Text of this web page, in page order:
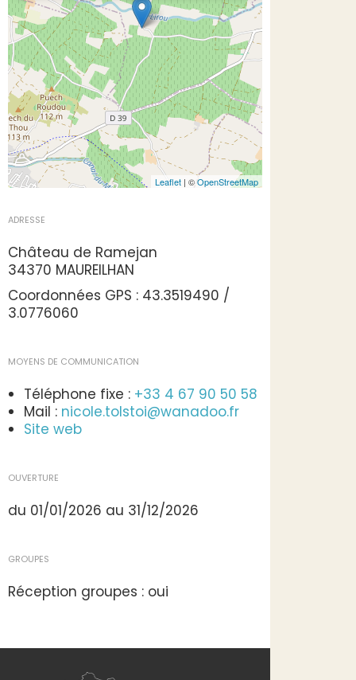
Leaflet | ©OpenStreetMap
ADRESSE
Château de Ramejan
34370 MAUREILHAN
Coordonnées GPS : 43.3519490 /
3.0776060
MOYENS DE COMMUNICATION
Téléphone fixe : +33 4 67 90 50 58
Mail : nicole.tolstoi@wanadoo.fr
Site web
OUVERTURE
du 01/01/2026 au 31/12/2026
GROUPES
Réception groupes : oui